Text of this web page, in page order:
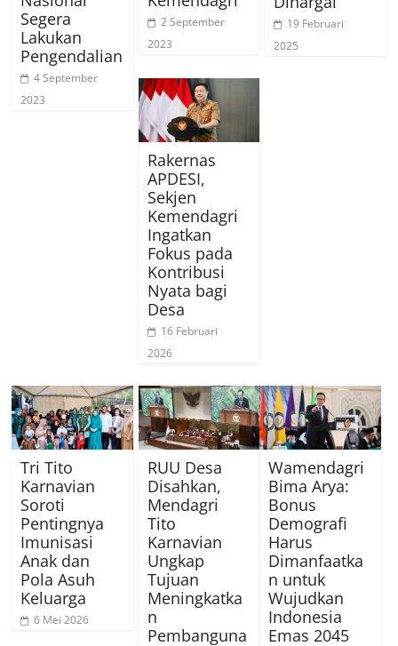
Segera
Lakukan
Pengendalian
4 September
2023
2 September
2023
19 Februari
2025
Rakernas
APDESI,
Sekjen
Kemendagri
Ingatkan
Fokus pada
Kontribusi
Nyata bagi
Desa
16 Februari
2026
Tri Tito
Karnavian
Soroti
Pentingnya
Imunisasi
Anak dan
Pola Asuh
Keluarga
6 Mei 2026
RUU Desa
Disahkan,
Mendagri
Tito
Karnavian
Ungkap
Tujuan
Meningkatka
n
Pembanguna
Wamendagri
Bima Arya:
Bonus
Demografi
Harus
Dimanfaatka
n untuk
Wujudkan
Indonesia
Emas 2045